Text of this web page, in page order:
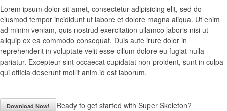
Lorem ipsum dolor sit amet, consectetur adipisicing elit, sed do
eiusmod tempor incididunt ut labore et dolore magna aliqua. Ut enim
ad minim veniam, quis nostrud exercitation ullamco laboris nisi ut
aliquip ex ea commodo consequat. Duis aute irure dolor in
reprehenderit in voluptate velit esse cillum dolore eu fugiat nulla
pariatur. Excepteur sint occaecat cupidatat non proident, sunt in culpa
qui officia deserunt mollit anim id est laborum.
Download Now! Ready to get started with Super Skeleton?